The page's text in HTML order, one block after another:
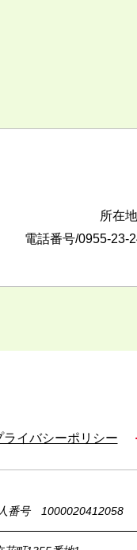
所在
電話番号/0955-23-
ライバシーポリシー
番号 1000020412058